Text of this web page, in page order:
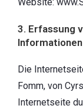
3. Erfassung
Informationen
Die
Fomm, von
Internetseite